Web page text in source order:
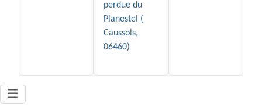
perdue du
Planestel (
Caussols,
06460)